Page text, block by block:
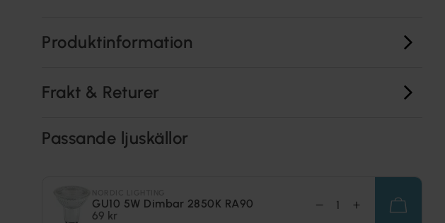
Produktinformation
Frakt & Returer
Passande ljuskällor
GU10 5W Dimbar 2850K RA90
69 kr